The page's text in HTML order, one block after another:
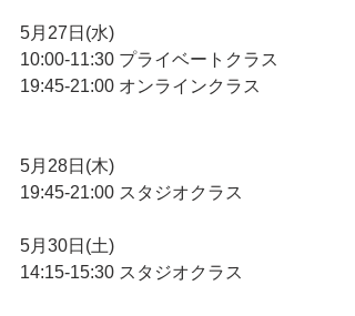
5月27日(水)
10:00-11:30 プライベートクラス
19:45-21:00 オンラインクラス
5月28日(木)
19:45-21:00 スタジオクラス
5月30日(土)
14:15-15:30 スタジオクラス